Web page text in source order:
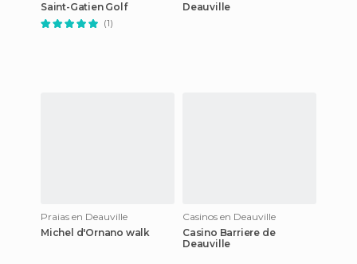
Saint-Gatien Golf
(1)
Deauville
Praias en Deauville
Michel d'Ornano walk
Casinos en Deauville
Casino Barriere de
Deauville